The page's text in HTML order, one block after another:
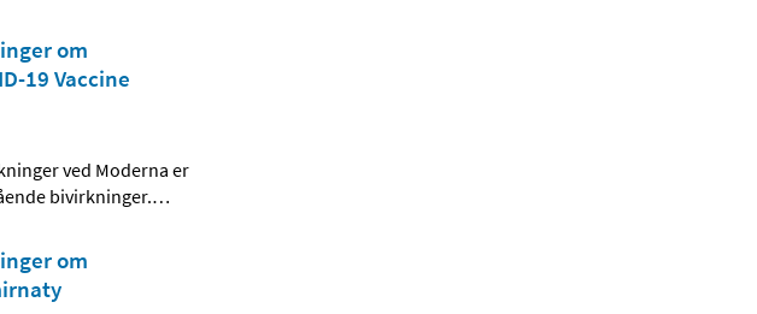
om
19 Vaccine
ved Moderna er
bivirkninger.…
om